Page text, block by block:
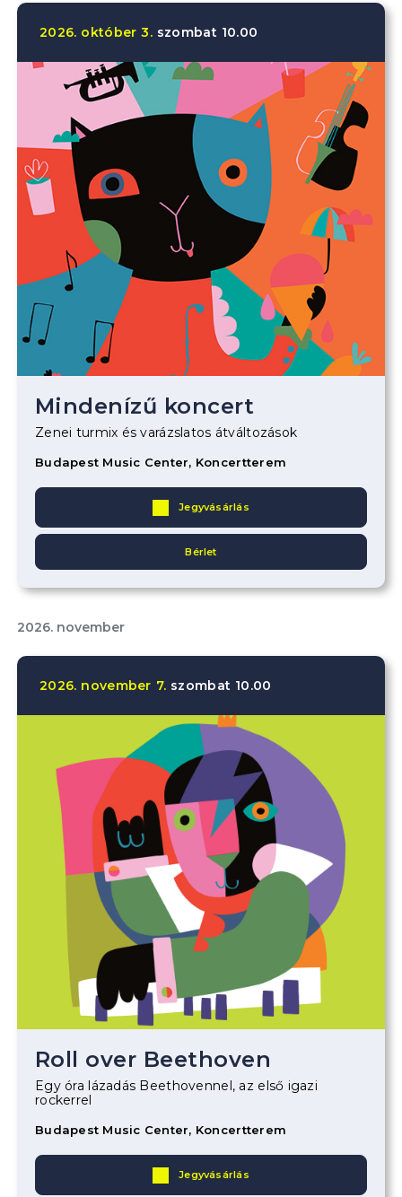
2026. október 3. szombat 10.00
Mindenízű koncert
Zenei turmix és varázslatos átváltozások
Budapest Music Center, Koncertterem
Jegyvásárlás
Bérlet
2026. november
2026. november 7. szombat 10.00
Roll over Beethoven
Egy óra lázadás Beethovennel, az első igazi
rockerrel
Budapest Music Center, Koncertterem
Jegyvásárlás